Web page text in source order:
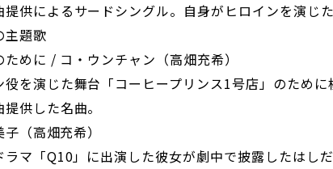
提供によるサードシングル。自身がヒロインを演じ
主題歌
めに / コ・ウンチャン（高畑充希）
役を演じた舞台「コーヒープリンス1号店」のために
供した名曲。
（高畑充希）
ラマ「Q10」に出演した彼女が劇中で披露したはし